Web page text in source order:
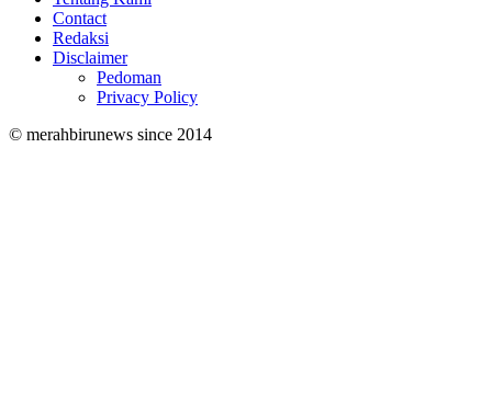
Contact
Redaksi
Disclaimer
Pedoman
Privacy Policy
© merahbirunews since 2014